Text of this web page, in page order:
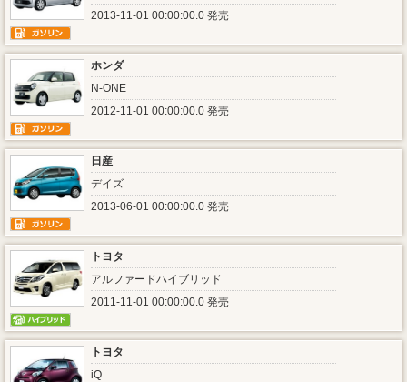
2013-11-01 00:00:00.0 発売
ホンダ
N-ONE
2012-11-01 00:00:00.0 発売
日産
デイズ
2013-06-01 00:00:00.0 発売
トヨタ
アルファードハイブリッド
2011-11-01 00:00:00.0 発売
トヨタ
iQ